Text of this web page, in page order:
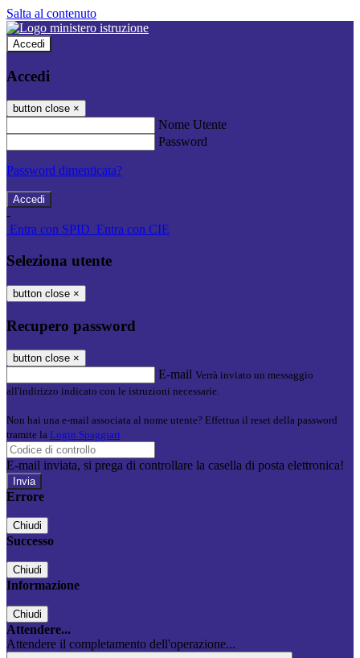
Salta al contenuto
Accedi
Accedi
button close ×
Nome Utente
Password
Password dimenticata?
-
Entra con SPID Entra con CIE
Seleziona utente
button close ×
Recupero password
button close ×
E-mail Verrà inviato un messaggio
all'indirizzo indicato con le istruzioni necessarie.
Non hai una e-mail associata al nome utente? Effettua il reset della password
tramite la Login Spaggiari
E-mail inviata, si prega di controllare la casella di posta elettronica!
Errore
Chiudi
Successo
Chiudi
Informazione
Chiudi
Attendere...
Attendere il completamento dell'operazione...